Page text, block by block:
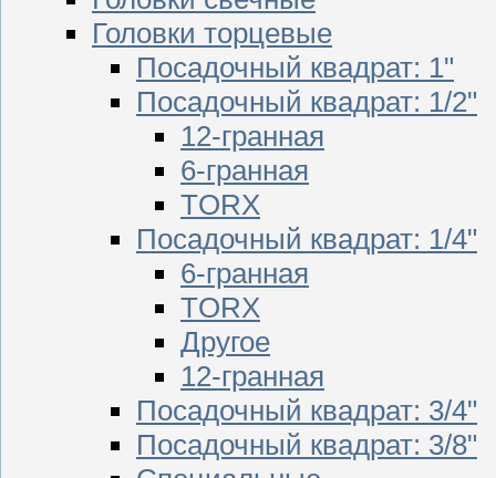
Головки торцевые
Посадочный квадрат: 1"
Посадочный квадрат: 1/2"
12-гранная
6-гранная
TORX
Посадочный квадрат: 1/4"
6-гранная
TORX
Другое
12-гранная
Посадочный квадрат: 3/4"
Посадочный квадрат: 3/8"